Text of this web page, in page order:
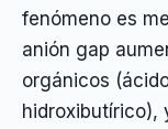
fenómeno es
anión gap
orgánicos
hidroxibutírico),